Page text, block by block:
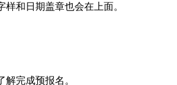
和日期盖章也会在上面。
完成预报名。